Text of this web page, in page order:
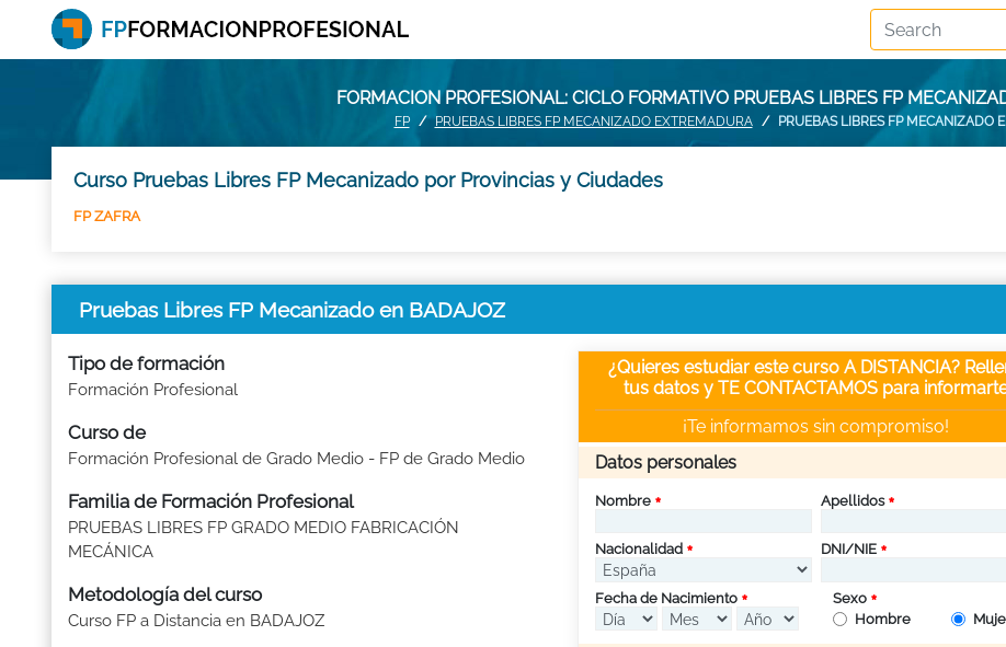
FORMACION PROFESIONAL: CICLO FORMATIVO PRUEBAS LIBRES FP
FP PRUEBAS LIBRES FP MECANIZADO EXTREMADURA PRUEBAS LIBRES FP MECANIZADO
Curso Pruebas Libres FP Mecanizado por Provincias y Ciudades
FP ZAFRA
Pruebas Libres FP Mecanizado en BADAJOZ
Tipo de formación
Formación Profesional
Curso de
Formación Profesional de Grado Medio - FP de Grado Medio
Familia de Formación Profesional
PRUEBAS LIBRES FP GRADO MEDIO FABRICACIÓN
MECÁNICA
Metodología del curso
Curso FP a Distancia en BADAJOZ
¿Quieres estudiar este curso A DISTANCIA?
tus datos y TE CONTACTAMOS para
¡Te informamos sin compromiso!
Datos personales
Nombre Apellidos
Nacionalidad DNI/NIE
Fecha de Nacimiento
Sexo
Hombre